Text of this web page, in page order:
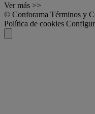
Ver más >>
© Conforama Términos y
Política de cookies